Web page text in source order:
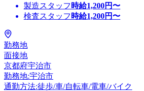
製造スタッフ 時給1,200円〜
検査スタッフ 時給1,200円〜
勤務地
面接地
京都府宇治市
勤務地:宇治市
通勤方法:徒歩/車/自転車/電車/バイク